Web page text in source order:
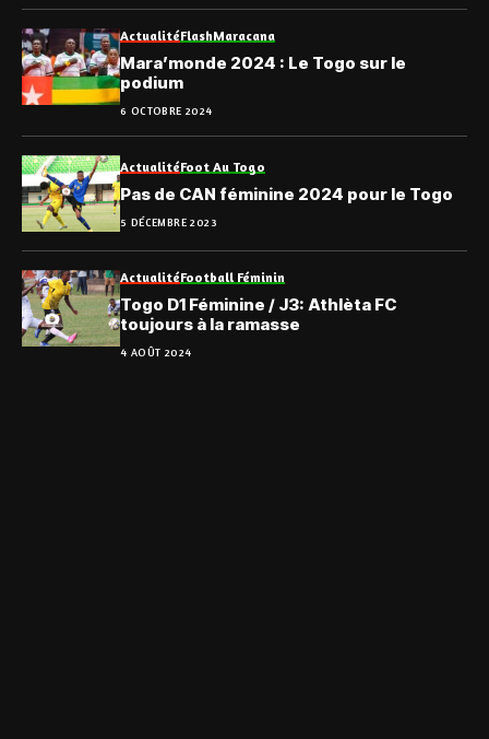
ActualitéFlashMaracana
Mara’monde 2024 : Le Togo sur le
podium
6 OCTOBRE 2024
ActualitéFoot Au Togo
Pas de CAN féminine 2024 pour le Togo
5 DÉCEMBRE 2023
ActualitéFootball Féminin
Togo D1 Féminine / J3: Athlèta FC
toujours à la ramasse
4 AOÛT 2024